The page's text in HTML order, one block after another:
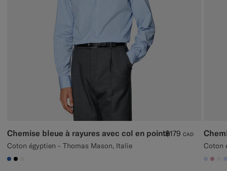
Chemise bleue à rayures avec col en pointe
Coton égyptien - Thomas Mason, Italie
$179 CAD
#2E59AE
#000000
Coton